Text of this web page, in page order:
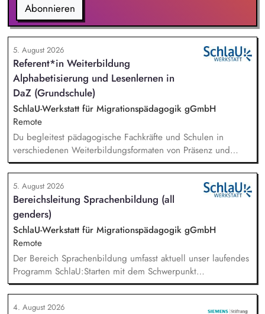
Abonnieren
5. August 2026
Referent*in Weiterbildung
Alphabetisierung und Lesenlernen in
DaZ (Grundschule)
SchlaU-Werkstatt für Migrationspädagogik gGmbH
Remote
Du begleitest pädagogische Fachkräfte und Schulen in
verschiedenen Weiterbildungsformaten von Präsenz und
Online-Workshops bis hin zu pädogischen Tagen und erstellst
Online-Selbstlernkurse für unsere Plattform schlau-lernen.org.
Die inhaltlichen Schwerpunkte liegen dabei auf den
Bereichen Lesen lernen, Mehrsprachigkeitsbewusstsein und
Alphabetisierung in der Grundschule.
5. August 2026
Bereichsleitung Sprachenbildung (all
genders)
SchlaU-Werkstatt für Migrationspädagogik gGmbH
Remote
Der Bereich Sprachenbildung umfasst aktuell unser laufendes
Programm SchlaU:Starten mit dem Schwerpunkt
"Alphabetisierung in DaZ für die Grundschule" sowie
zukünftig weitere auf Unterrichtsmaterial bezogene Projekte
mit den Schwerpunkten sprachensensibles und
4. August 2026